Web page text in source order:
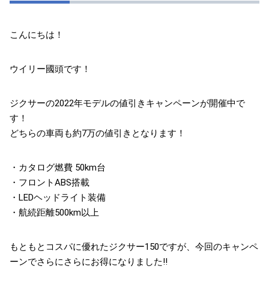
こんにちは！
ウイリー國頭です！
ジクサーの2022年モデルの値引きキャンペーンが開催中で
す！
どちらの車両も約7万の値引きとなります！
・カタログ燃費 50km台
・フロントABS搭載
・LEDヘッドライト装備
・航続距離500km以上
もともとコスパに優れたジクサー150ですが、今回のキャンペ
ーンでさらにさらにお得になりました!!